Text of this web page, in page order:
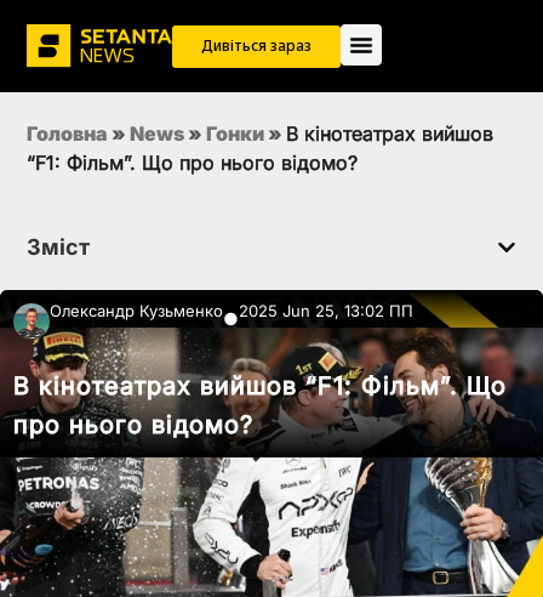
Дивіться зараз
Головна » News » Гонки » В кінотеатрах вийшов
“F1: Фільм”. Що про нього відомо?
Зміст
Олександр Кузьменко●2025 Jun 25, 13:02 ПП
В кінотеатрах вийшов “F1: Фільм”. Що
про нього відомо?